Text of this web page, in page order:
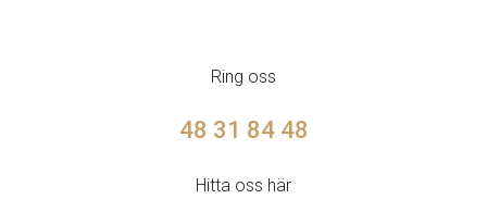
Ring oss
48 31 84 48
Hitta oss här